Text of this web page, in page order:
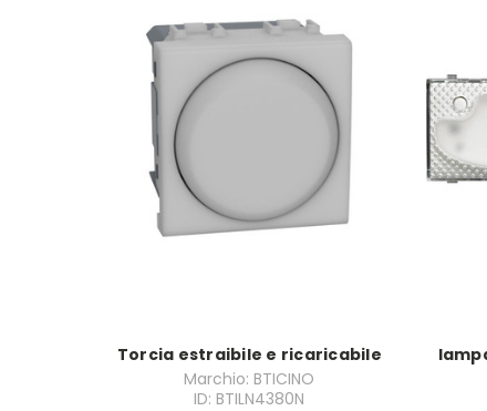
Torcia estraibile e ricaricabile
Marchio: BTICINO
ID: BTILN4380N